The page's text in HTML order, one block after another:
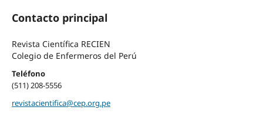
Contacto principal
Revista Científica RECIEN
Colegio de Enfermeros del Perú
Teléfono
(511) 208-5556
revistacientifica@cep.org.pe